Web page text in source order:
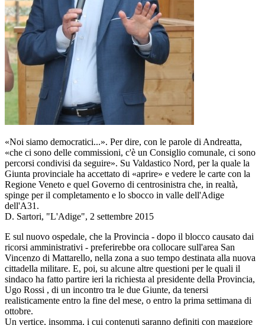
«Noi siamo democratici...». Per dire, con le parole di Andreatta,
«che ci sono delle commissioni, c'è un Consiglio comunale, ci sono
percorsi condivisi da seguire». Su Valdastico Nord, per la quale la
Giunta provinciale ha accettato di «aprire» e vedere le carte con la
Regione Veneto e quel Governo di centrosinistra che, in realtà,
spinge per il completamento e lo sbocco in valle dell'Adige
dell'A31.
D. Sartori, "L'Adige", 2 settembre 2015
E sul nuovo ospedale, che la Provincia - dopo il blocco causato dai
ricorsi amministrativi - preferirebbe ora collocare sull'area San
Vincenzo di Mattarello, nella zona a suo tempo destinata alla nuova
cittadella militare. E, poi, su alcune altre questioni per le quali il
sindaco ha fatto partire ieri la richiesta al presidente della Provincia,
Ugo Rossi , di un incontro tra le due Giunte, da tenersi
realisticamente entro la fine del mese, o entro la prima settimana di
ottobre.
Un vertice, insomma, i cui contenuti saranno definiti con maggiore